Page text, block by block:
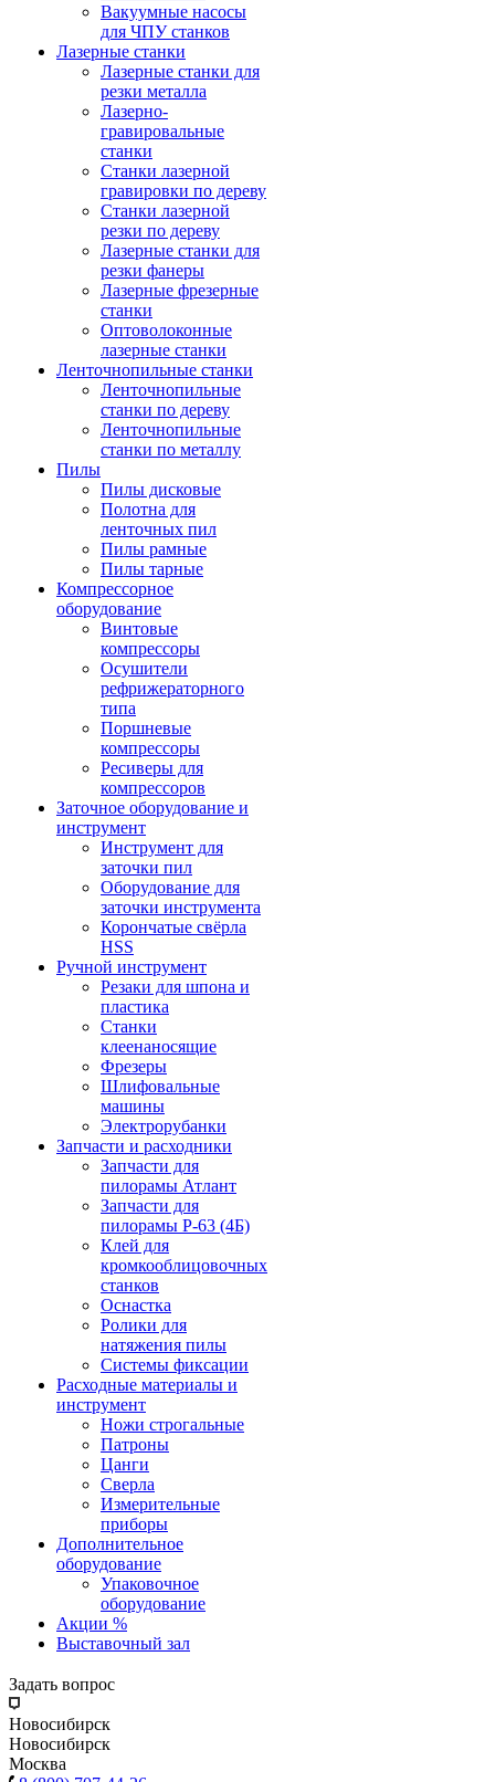
Вакуумные насосы
для ЧПУ станков
Лазерные станки
Лазерные станки для
резки металла
Лазерно-
гравировальные
станки
Станки лазерной
гравировки по дереву
Станки лазерной
резки по дереву
Лазерные станки для
резки фанеры
Лазерные фрезерные
станки
Оптоволоконные
лазерные станки
Ленточнопильные станки
Ленточнопильные
станки по дереву
Ленточнопильные
станки по металлу
Пилы
Пилы дисковые
Полотна для
ленточных пил
Пилы рамные
Пилы тарные
Компрессорное
оборудование
Винтовые
компрессоры
Осушители
рефрижераторного
типа
Поршневые
компрессоры
Ресиверы для
компрессоров
Заточное оборудование и
инструмент
Инструмент для
заточки пил
Оборудование для
заточки инструмента
Корончатые свёрла
HSS
Ручной инструмент
Резаки для шпона и
пластика
Станки
клеенаносящие
Фрезеры
Шлифовальные
машины
Электрорубанки
Запчасти и расходники
Запчасти для
пилорамы Атлант
Запчасти для
пилорамы Р-63 (4Б)
Клей для
кромкооблицовочных
станков
Оснастка
Ролики для
натяжения пилы
Системы фиксации
Расходные материалы и
инструмент
Ножи строгальные
Патроны
Цанги
Сверла
Измерительные
приборы
Дополнительное
оборудование
Упаковочное
оборудование
Акции %
Выставочный зал
Задать вопрос
Новосибирск
Новосибирск
Москва